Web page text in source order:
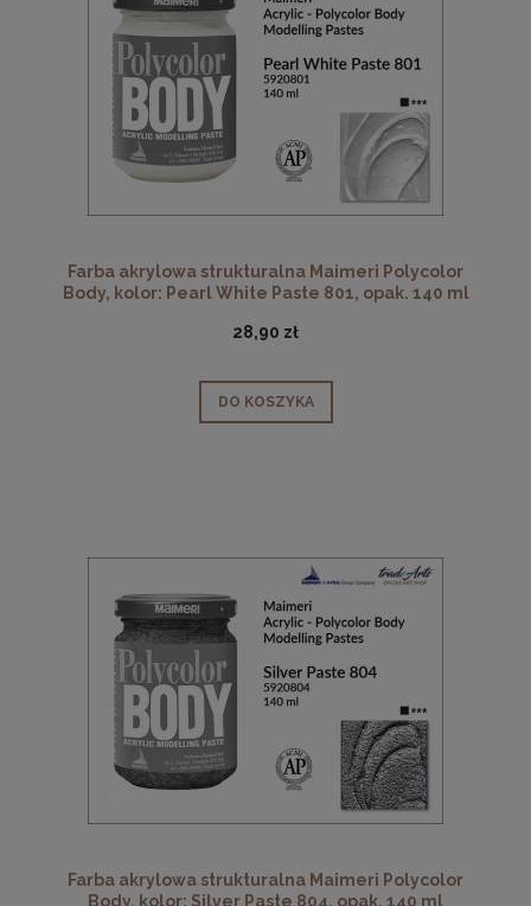
Farba akrylowa strukturalna Maimeri Polycolor
Body, kolor: Pearl White Paste 801, opak. 140 ml
28,90 zł
DO KOSZYKA
Farba akrylowa strukturalna Maimeri Polycolor
Body, kolor: Silver Paste 804, opak. 140 ml